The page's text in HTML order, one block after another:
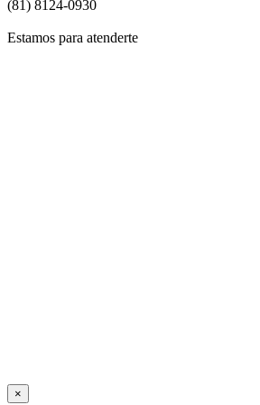
(81) 8124-0930
Estamos para atenderte
×